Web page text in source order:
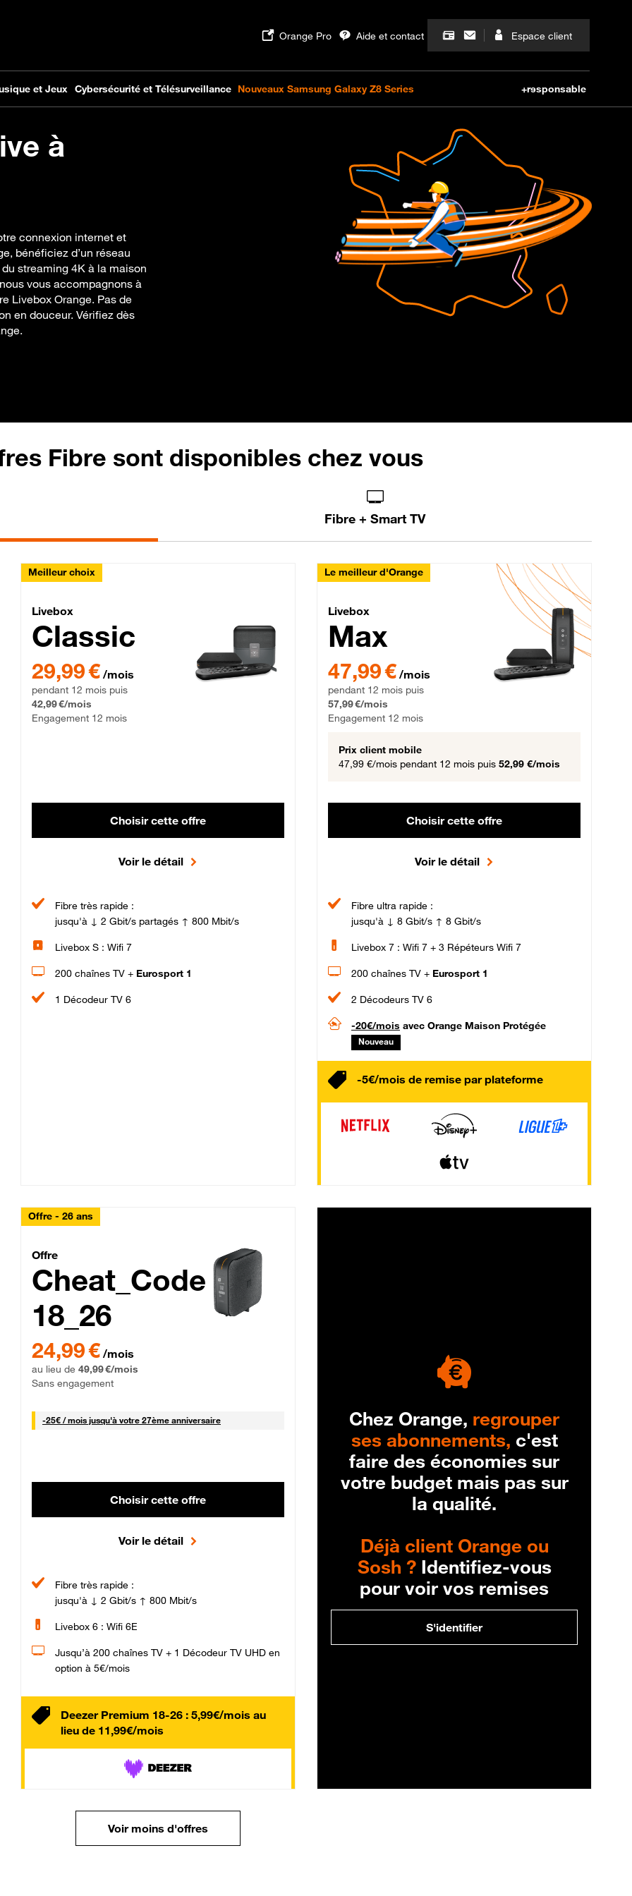
à
connexion internet et
bénéficiez d’un réseau
streaming 4K à la maison
vous accompagnons à
Livebox Orange. Pas de
en douceur. Vérifiez dès
Fibre sont disponibles chez vous
Fibre + Smart TV
Fibre
Meilleur choix
Livebox Classic Fibre
Livebox
Classic
29,99 € par mois pendant 12 mois puis 42,99 € par mois, Engagement 12 mois
29,99 € /mois
pendant 12 mois puis
42,99 €/mois
Engagement 12 mois
Choisir cette offre
Voir le détail
Fibre très rapide :
jusqu'à ↓ 2 Gbit/s partagés ↑ 800 Mbit/s
Livebox S : Wifi 7
200 chaînes TV + Eurosport 1
1 Décodeur TV 6
Le meilleur d'Orange
Livebox Max Fibre
Livebox
Max
47,99 € par mois pendant 12 mois puis 57,99 € par mois,
47,99 € /mois
pendant 12 mois puis
57,99 €/mois
Engagement 12 mois
Prix client mobile
47,99 €/mois pendant 12 mois puis 52,99 €/mois
Choisir cette offre
Voir le détail
Fibre ultra rapide :
jusqu'à ↓ 8 Gbit/s ↑ 8 Gbit/s
Livebox 7 : Wifi 7 + 3 Répéteurs Wifi 7
200 chaînes TV + Eurosport 1
2 Décodeurs TV 6
-20€/mois avec Orange Maison Protégée
Nouveau
-5€/mois de remise par plateforme
Offre - 26 ans
Cheat_Code Fibre_18_26
Offre
Cheat_Code
18_26
24,99 € /mois
au lieu de 49,99 €/mois
Sans engagement
-25€ / mois25 € par mois
jusqu'à votre 27ème anniversaire
Choisir cette offre
Voir le détail
Fibre très rapide :
jusqu'à ↓ 2 Gbit/s ↑ 800 Mbit/s
Livebox 6 : Wifi 6E
Jusqu’à 200 chaînes TV + 1 Décodeur TV UHD en
option à 5€/mois
Deezer Premium 18-26 : 5,99€/mois au
lieu de 11,99€/mois
Chez Orange, regrouper
ses abonnements, c'est
faire des économies sur
votre budget mais pas sur
la qualité.
Déjà client Orange ou
Sosh ?Identifiez-vous
pour voir vos remises
S'identifier
Voir moins d'offres